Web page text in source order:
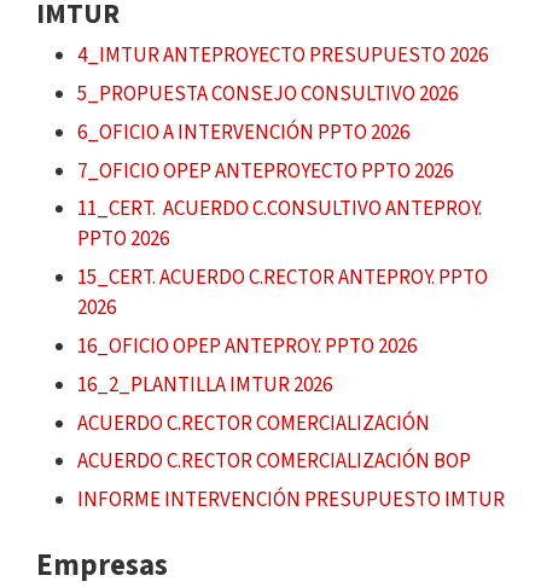
IMTUR
4_IMTUR ANTEPROYECTO PRESUPUESTO 2026
5_PROPUESTA CONSEJO CONSULTIVO 2026
6_OFICIO A INTERVENCIÓN PPTO 2026
7_OFICIO OPEP ANTEPROYECTO PPTO 2026
11_CERT. ACUERDO C.CONSULTIVO ANTEPROY.
PPTO 2026
15_CERT. ACUERDO C.RECTOR ANTEPROY. PPTO
2026
16_OFICIO OPEP ANTEPROY. PPTO 2026
16_2_PLANTILLA IMTUR 2026
ACUERDO C.RECTOR COMERCIALIZACIÓN
ACUERDO C.RECTOR COMERCIALIZACIÓN BOP
INFORME INTERVENCIÓN PRESUPUESTO IMTUR
Empresas